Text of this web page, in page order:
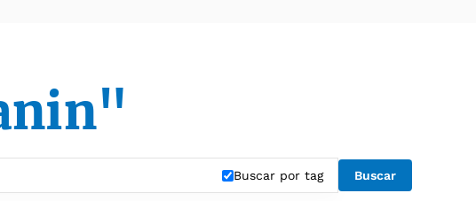
Buscar por tag Buscar